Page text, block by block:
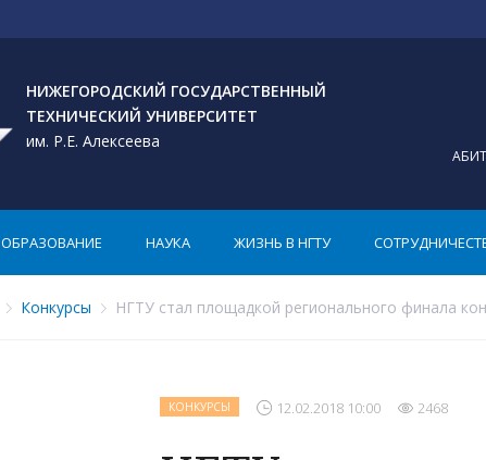
НИЖЕГОРОДСКИЙ ГОСУДАРСТВЕННЫЙ
ТЕХНИЧЕСКИЙ УНИВЕРСИТЕТ
им. Р.Е. Алексеева
ОБРАЗОВАНИЕ НАУКА ЖИЗНЬ В НГТУ
Конкурсы НГТУ стал площадкой регионального финала
КОНКУРСЫ 12.02.2018 10:00 2468